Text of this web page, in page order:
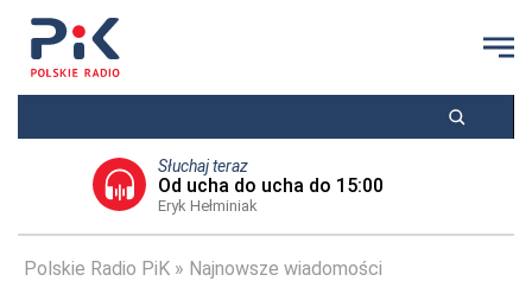
Słuchaj teraz
Od ucha do ucha do 15:00
Eryk Hełminiak
Polskie Radio PiK Najnowsze wiadomości